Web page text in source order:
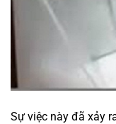
Sự việc này đã xảy